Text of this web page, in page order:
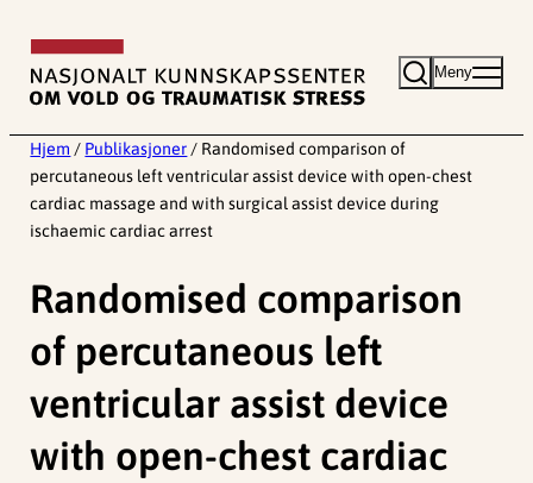
innhold
Meny
Hjem / Publikasjoner / Randomised comparison of
percutaneous left ventricular assist device with open-chest
cardiac massage and with surgical assist device during
ischaemic cardiac arrest
Randomised comparison
of percutaneous left
ventricular assist device
with open-chest cardiac